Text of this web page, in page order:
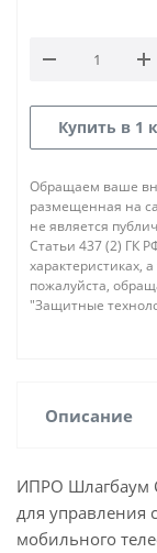
Купить в 1
Обращаем ваше
размещенная на
не является
Статьи 437 (2) ГК
характеристиках,
пожалуйста,
"Защитные
Описание
ИПРО Шлагбаум
для управления
мобильного